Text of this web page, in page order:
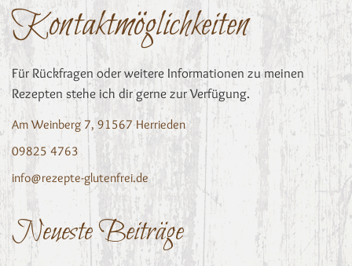
Kontaktmöglichkeiten
Für Rückfragen oder weitere Informationen zu meinen
Rezepten stehe ich dir gerne zur Verfügung.
Am Weinberg 7, 91567 Herrieden
09825 4763
info@rezepte-glutenfrei.de
Neueste Beiträge